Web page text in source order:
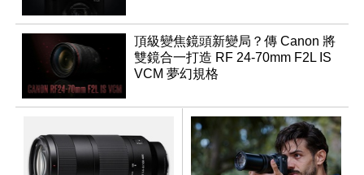
頂級變焦鏡頭新變局？傳 Canon 將
雙鏡合一打造 RF 24-70mm F2L IS
VCM 夢幻規格